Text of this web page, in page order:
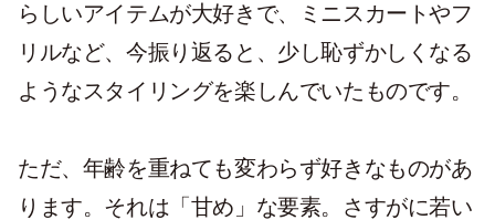
らしいアイテムが大好きで、ミニスカートやフ
リルなど、今振り返ると、少し恥ずかしくなる
ようなスタイリングを楽しんでいたものです。
ただ、年齢を重ねても変わらず好きなものがあ
ります。それは「甘め」な要素。さすがに若い